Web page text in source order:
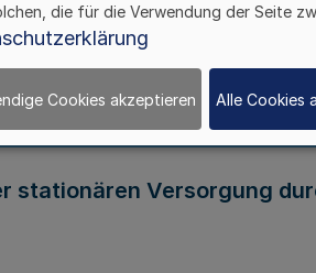
die Gewährung von
in der
stationären Versorgung
die für die Verwendung der Seite
Cookies akzeptieren Alle Cookies